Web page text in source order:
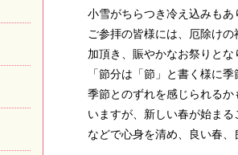
小雪がちらつき冷え込みもあ
ご参拝の皆様には、厄除け
加頂き、賑やかなお祭りとな
「節分は「節」と書く様に
季節とのずれを感じられる
いますが、新しい春が始ま
などで心身を清め、良い春